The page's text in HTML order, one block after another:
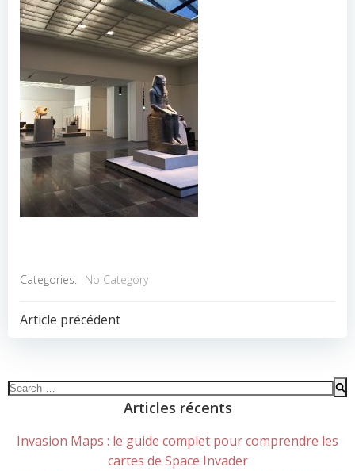
Categories: No Category
POST
Article précédent
Search
Articles récents
Invasion Maps : le guide complet pour comprendre les
cartes de Space Invader